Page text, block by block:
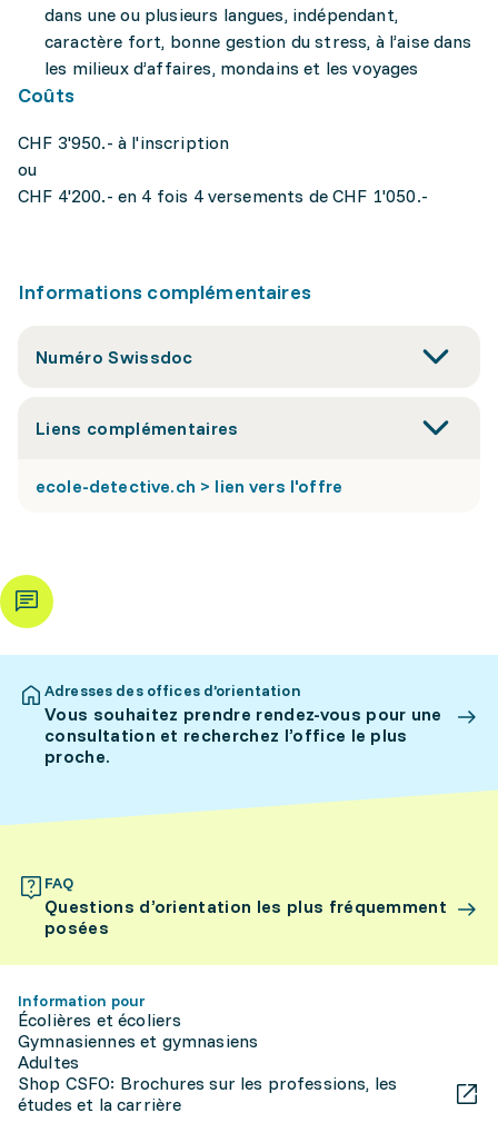
dans une ou plusieurs langues, indépendant,
caractère fort, bonne gestion du stress, à l’aise dans
les milieux d’affaires, mondains et les voyages
Coûts
CHF 3'950.- à l'inscription
ou
CHF 4'200.- en 4 fois 4 versements de CHF 1'050.-
Informations complémentaires
Numéro Swissdoc
Liens complémentaires
ecole-detective.ch > lien vers l'offre
Adresses des offices d’orientation
Vous souhaitez prendre rendez-vous pour une
consultation et recherchez l’office le plus
proche.
FAQ
Questions d’orientation les plus fréquemment
posées
Information pour
Écolières et écoliers
Gymnasiennes et gymnasiens
Adultes
Shop CSFO: Brochures sur les professions, les
études et la carrière